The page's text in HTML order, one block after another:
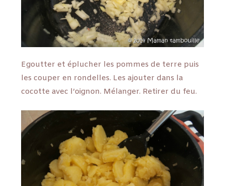
Egoutter et éplucher les pommes de terre puis
les couper en rondelles. Les ajouter dans la
cocotte avec l’oignon. Mélanger. Retirer du feu.